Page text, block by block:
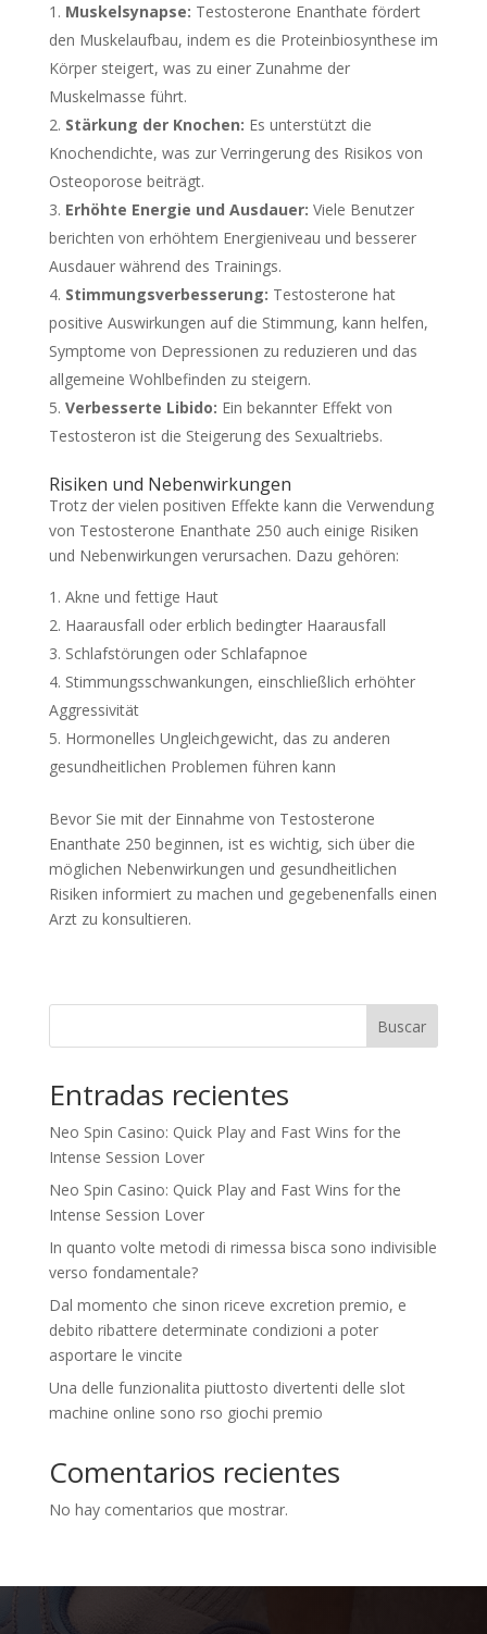
Muskelsynapse: Testosterone Enanthate fördert
den Muskelaufbau, indem es die Proteinbiosynthese im
Körper steigert, was zu einer Zunahme der
Muskelmasse führt.
Stärkung der Knochen: Es unterstützt die
Knochendichte, was zur Verringerung des Risikos von
Osteoporose beiträgt.
Erhöhte Energie und Ausdauer: Viele Benutzer
berichten von erhöhtem Energieniveau und besserer
Ausdauer während des Trainings.
Stimmungsverbesserung: Testosterone hat
positive Auswirkungen auf die Stimmung, kann helfen,
Symptome von Depressionen zu reduzieren und das
allgemeine Wohlbefinden zu steigern.
Verbesserte Libido: Ein bekannter Effekt von
Testosteron ist die Steigerung des Sexualtriebs.
Risiken und Nebenwirkungen
Trotz der vielen positiven Effekte kann die Verwendung
von Testosterone Enanthate 250 auch einige Risiken
und Nebenwirkungen verursachen. Dazu gehören:
Akne und fettige Haut
Haarausfall oder erblich bedingter Haarausfall
Schlafstörungen oder Schlafapnoe
Stimmungsschwankungen, einschließlich erhöhter
Aggressivität
Hormonelles Ungleichgewicht, das zu anderen
gesundheitlichen Problemen führen kann
Bevor Sie mit der Einnahme von Testosterone
Enanthate 250 beginnen, ist es wichtig, sich über die
möglichen Nebenwirkungen und gesundheitlichen
Risiken informiert zu machen und gegebenenfalls einen
Arzt zu konsultieren.
Buscar
Entradas recientes
Neo Spin Casino: Quick Play and Fast Wins for the
Intense Session Lover
Neo Spin Casino: Quick Play and Fast Wins for the
Intense Session Lover
In quanto volte metodi di rimessa bisca sono indivisible
verso fondamentale?
Dal momento che sinon riceve excretion premio, e
debito ribattere determinate condizioni a poter
asportare le vincite
Una delle funzionalita piuttosto divertenti delle slot
machine online sono rso giochi premio
Comentarios recientes
No hay comentarios que mostrar.